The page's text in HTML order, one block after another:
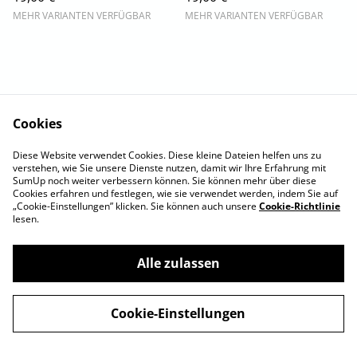
MEHR VARIANTEN VERFÜGBAR MEHR VARIANTEN VERFÜGBAR
Widerrufsbelehrung
Zahlung & Versand
Datenschutz
©2026Nicole Tischer
powered by
Cookies
Diese Website verwendet Cookies. Diese kleine Dateien helfen uns zu
verstehen, wie Sie unsere Dienste nutzen, damit wir Ihre Erfahrung mit
SumUp noch weiter verbessern können. Sie können mehr über diese
Cookies erfahren und festlegen, wie sie verwendet werden, indem Sie auf
„Cookie-Einstellungen” klicken. Sie können auch unsereCookie-Richtlinie
lesen.
Alle zulassen
Cookie-Einstellungen